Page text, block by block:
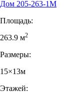
Дом 205-263-1М
Площадь:
263.9 м2
Размеры:
15×13м
Этажей: